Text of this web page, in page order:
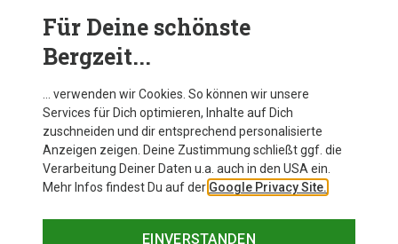
Tondo Triple Lock Karabiner
Für Deine schönste
Bergzeit...
… verwenden wir Cookies. So können wir unsere
Services für Dich optimieren, Inhalte auf Dich
zuschneiden und dir entsprechend personalisierte
Anzeigen zeigen. Deine Zustimmung schließt ggf. die
Verarbeitung Deiner Daten u.a. auch in den USA ein.
Mehr Infos findest Du auf der Google Privacy Site.
EINVERSTANDEN